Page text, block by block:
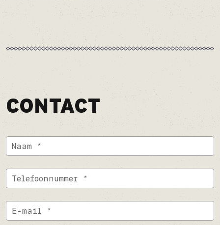
CONTACT
Naam *
Telefoonnummer *
E-mail *